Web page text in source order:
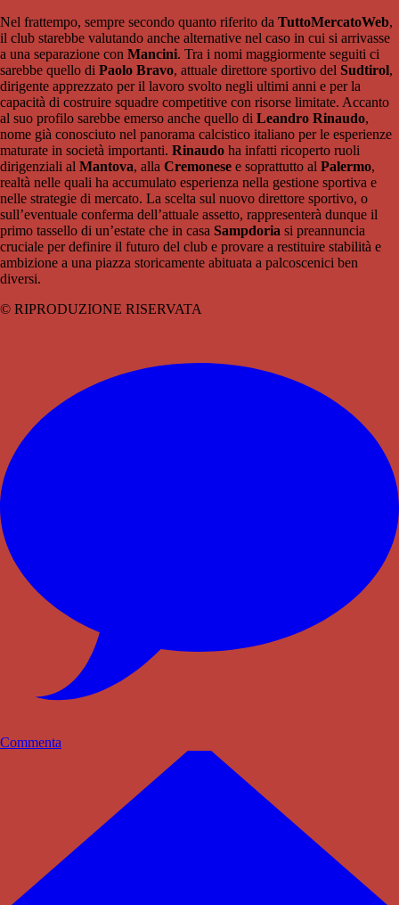
Nel frattempo, sempre secondo quanto riferito da TuttoMercatoWeb,
il club starebbe valutando anche alternative nel caso in cui si arrivasse
a una separazione con Mancini. Tra i nomi maggiormente seguiti ci
sarebbe quello di Paolo Bravo, attuale direttore sportivo del Sudtirol,
dirigente apprezzato per il lavoro svolto negli ultimi anni e per la
capacità di costruire squadre competitive con risorse limitate. Accanto
al suo profilo sarebbe emerso anche quello di Leandro Rinaudo,
nome già conosciuto nel panorama calcistico italiano per le esperienze
maturate in società importanti. Rinaudo ha infatti ricoperto ruoli
dirigenziali al Mantova, alla Cremonese e soprattutto al Palermo,
realtà nelle quali ha accumulato esperienza nella gestione sportiva e
nelle strategie di mercato. La scelta sul nuovo direttore sportivo, o
sull’eventuale conferma dell’attuale assetto, rappresenterà dunque il
primo tassello di un’estate che in casa Sampdoria si preannuncia
cruciale per definire il futuro del club e provare a restituire stabilità e
ambizione a una piazza storicamente abituata a palcoscenici ben
diversi.
© RIPRODUZIONE RISERVATA
Commenta